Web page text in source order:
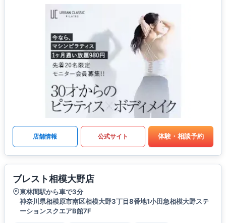
店舗情報 公式サイト 体験・相談予約
ブレスト相模大野店
東林間駅から車で3分
神奈川県相模原市南区相模大野3丁目8番地1小田急相模大野ステ
ーションスクエアB館7F